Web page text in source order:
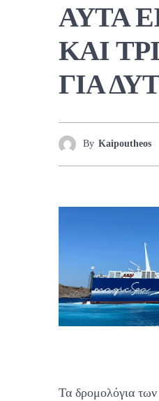
AYTA
KAI
ΓΙΑ
By Kaipoutheos
Τα δρομολόγια των